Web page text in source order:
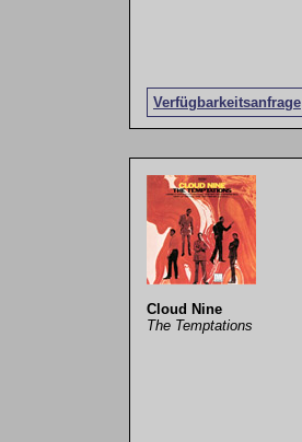
Verfügbarkeitsanfrage
Cloud Nine
The Temptations